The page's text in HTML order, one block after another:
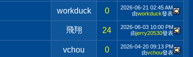
workduck 0 2026-06-21 02:45 AM
由workduck發表
飛翔 24 2026-06-03 10:00 PM
由jerry20530發表
vchou 0 2026-04-20 09:13 PM
由vchou發表